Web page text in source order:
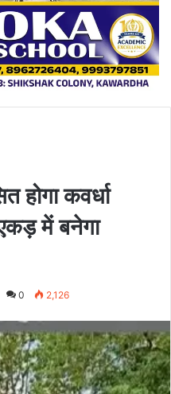
होगा कवर्धा
में बनेगा
0 2,126